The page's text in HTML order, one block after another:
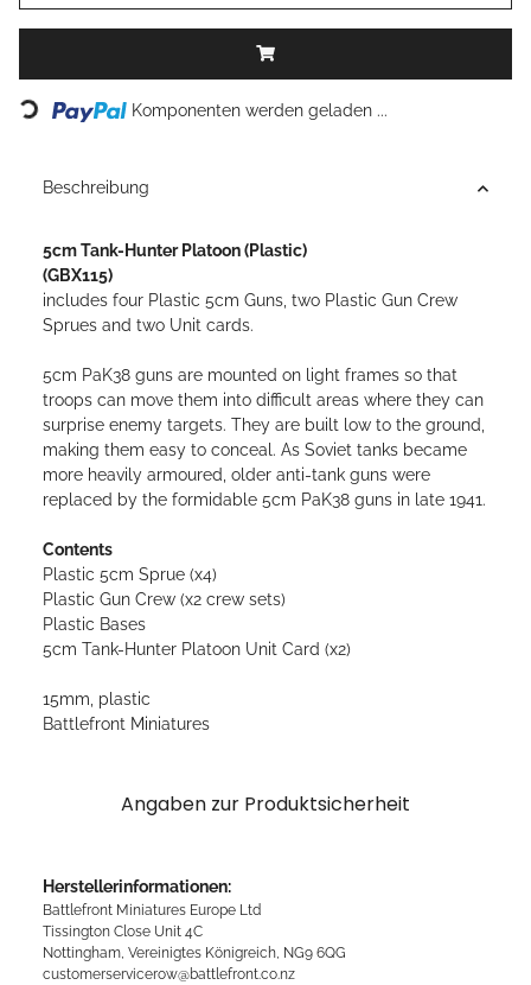
Loading... Komponenten werden geladen ...
Beschreibung
5cm Tank-Hunter Platoon (Plastic)
(GBX115)
includes four Plastic 5cm Guns, two Plastic Gun Crew
Sprues and two Unit cards.
5cm PaK38 guns are mounted on light frames so that
troops can move them into difficult areas where they can
surprise enemy targets. They are built low to the ground,
making them easy to conceal. As Soviet tanks became
more heavily armoured, older anti-tank guns were
replaced by the formidable 5cm PaK38 guns in late 1941.
Contents
Plastic 5cm Sprue (x4)
Plastic Gun Crew (x2 crew sets)
Plastic Bases
5cm Tank-Hunter Platoon Unit Card (x2)
15mm, plastic
Battlefront Miniatures
Angaben zur Produktsicherheit
Herstellerinformationen:
Battlefront Miniatures Europe Ltd
Tissington Close Unit 4C
Nottingham, Vereinigtes Königreich, NG9 6QG
customerservicerow@battlefront.co.nz